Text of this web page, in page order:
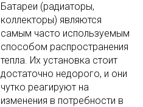
Батареи (радиаторы,
коллекторы) являются
самым часто используемым
способом распространения
тепла. Их установка стоит
достаточно недорого, и они
чутко реагируют на
изменения в потребности в